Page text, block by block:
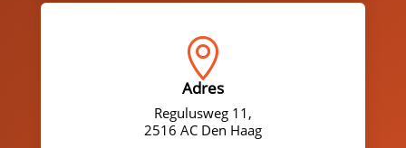

Adres
Regulusweg 11,
2516 AC Den Haag